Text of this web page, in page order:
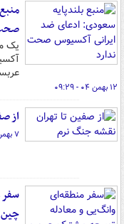
یک
۱۲ بهمن ۰۴ - ۰۹:۲۹
از
۷ بهمن ۰۴ - ۱۸:۲۷
سفر